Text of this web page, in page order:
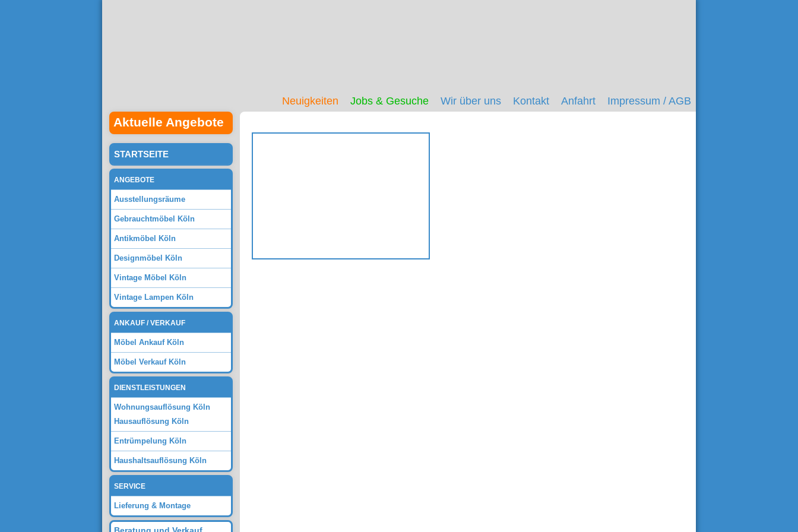
Neuigkeiten Jobs & Gesuche Wir über uns Kontakt Anfahrt Impressum / AGB
Aktuelle Angebote
STARTSEITE
ANGEBOTE
Ausstellungsräume
Gebrauchtmöbel Köln
Antikmöbel Köln
Designmöbel Köln
Vintage Möbel Köln
Vintage Lampen Köln
ANKAUF / VERKAUF
Möbel Ankauf Köln
Möbel Verkauf Köln
DIENSTLEISTUNGEN
Wohnungsauflösung Köln
Hausauflösung Köln
Entrümpelung Köln
Haushaltsauflösung Köln
SERVICE
Lieferung & Montage